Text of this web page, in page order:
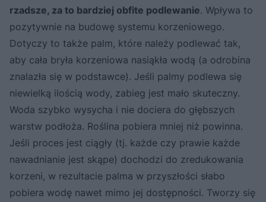
rzadsze, za to bardziej obfite podlewanie. Wpływa to
pozytywnie na budowę systemu korzeniowego.
Dotyczy to także palm, które należy podlewać tak,
aby cała bryła korzeniowa nasiąkła wodą (a odrobina
znalazła się w podstawce). Jeśli palmy podlewa się
niewielką ilością wody, zabieg jest mało skuteczny.
Woda szybko wysycha i nie dociera do głębszych
warstw podłoża. Roślina pobiera mniej niż powinna.
Jeśli proces jest ciągły (tj. każde czy prawie każde
nawadnianie jest skąpe) dochodzi do zredukowania
korzeni, w rezultacie palma w przyszłości słabo
pobiera wodę nawet mimo jej dostępności. Tworzy się